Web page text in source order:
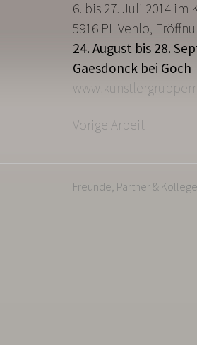
6. bis 27. Juli 2014 im
5916 PL Venlo,
24. August bis 28.
Gaesdonck bei
Vorige Arbeit
Freunde, Partner &